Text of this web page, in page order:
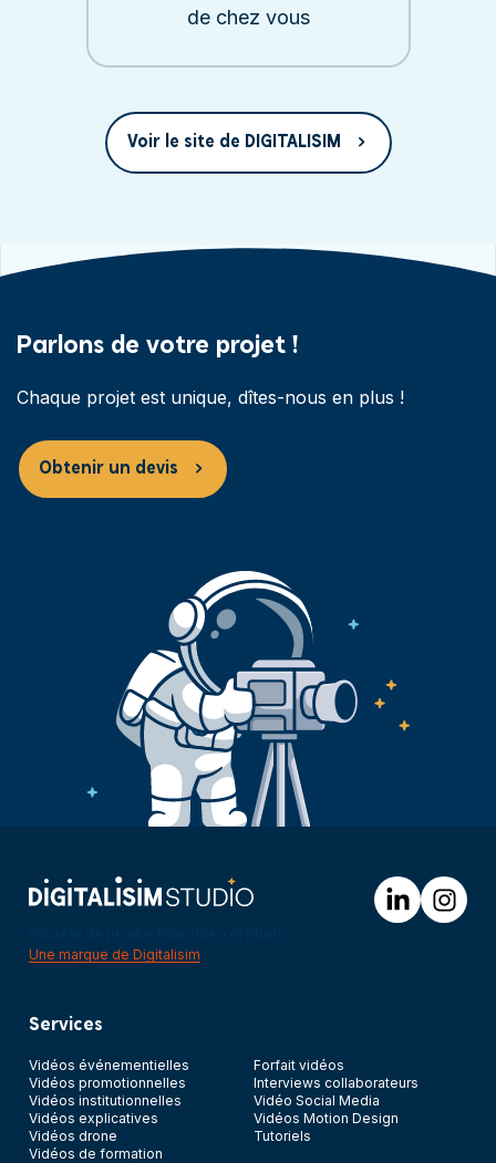
de chez vous
Voir le site de DIGITALISIM
Parlons de votre projet !
Chaque projet est unique, dîtes-nous en plus !
Obtenir un devis
Une marque de Digitalisim
Services
Vidéos événementielles
Vidéos promotionnelles
Vidéos institutionnelles
Vidéos explicatives
Vidéos drone
Vidéos de formation
Forfait vidéos
Interviews collaborateurs
Vidéo Social Media
Vidéos Motion Design
Tutoriels